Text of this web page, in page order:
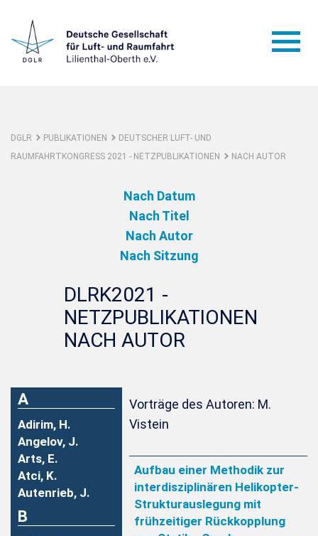
DGLR PUBLIKATIONEN
DEUTSCHER LUFT- UND
RAUMFAHRTKONGRESS 2021 - NETZPUBLIKATIONEN
NACH AUTOR
Nach Datum
Nach Titel
Nach Autor
Nach Sitzung
DLRK2021 -
NETZPUBLIKATIONEN
NACH AUTOR
A
Adirim, H.
Angelov, J.
Arts, E.
Atci, K.
Autenrieb, J.
B
Vorträge des Autoren: M.
Vistein
Aufbau einer Methodik zur
interdisziplinären Helikopter-
Strukturauslegung mit
frühzeitiger Rückkopplung